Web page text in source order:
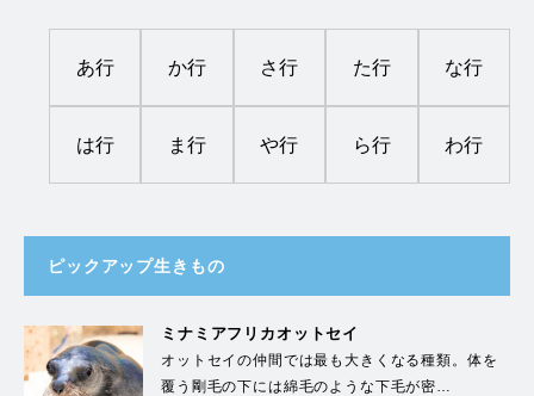
あ行 か行 さ行 た行 な行
は行 ま行 や行 ら行 わ行
ピックアップ生きもの
ミナミアフリカオットセイ
オットセイの仲間では最も大きくなる種類。体を
覆う剛毛の下には綿毛のような下毛が密…